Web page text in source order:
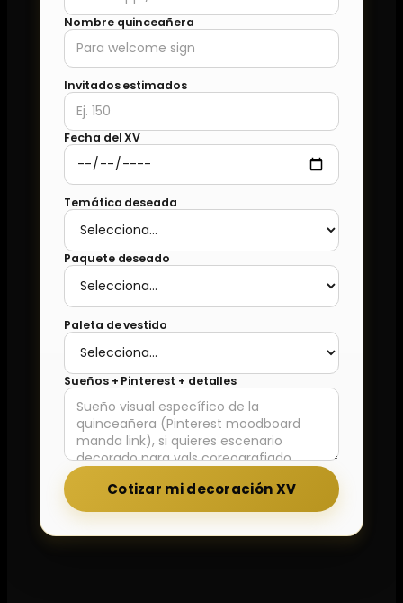
Nombre quinceañera
Invitados estimados
Fecha del XV
Temática deseada
Paquete deseado
Paleta de vestido
Sueños + Pinterest + detalles
Cotizar mi decoración XV